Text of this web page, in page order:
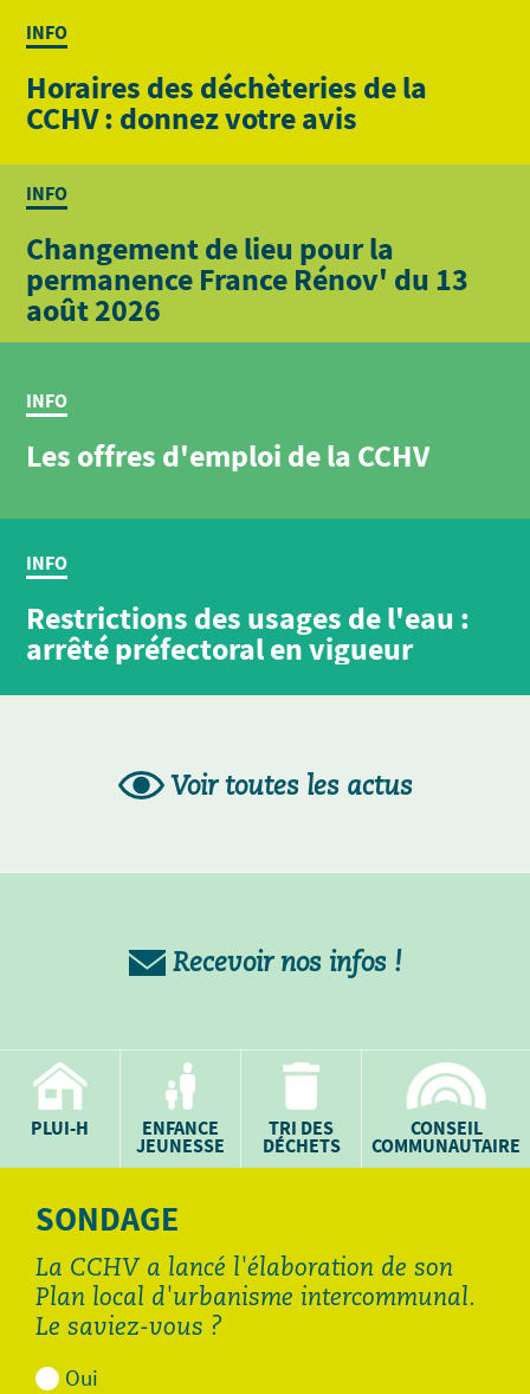
INFO
Horaires des déchèteries de la
CCHV : donnez votre avis
INFO
Changement de lieu pour la
permanence France Rénov' du 13
août 2026
INFO
Les offres d'emploi de la CCHV
INFO
Restrictions des usages de l'eau :
arrêté préfectoral en vigueur
PLUI-H ENFANCE
JEUNESSE
TRI DES
DÉCHETS
CONSEIL
COMMUNAUTAIRE
Voir toutes les actus
Recevoir nos infos !
SONDAGE
La CCHV a lancé l'élaboration de son
Plan local d'urbanisme intercommunal.
Le saviez-vous ?
Oui